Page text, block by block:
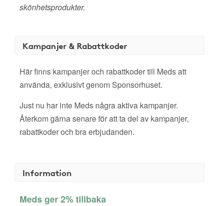
skönhetsprodukter.
Kampanjer & Rabattkoder
Här finns kampanjer och rabattkoder till Meds att
använda, exklusivt genom Sponsorhuset.
Just nu har inte Meds några aktiva kampanjer.
Återkom gärna senare för att ta del av kampanjer,
rabattkoder och bra erbjudanden.
Information
Meds ger 2% tillbaka